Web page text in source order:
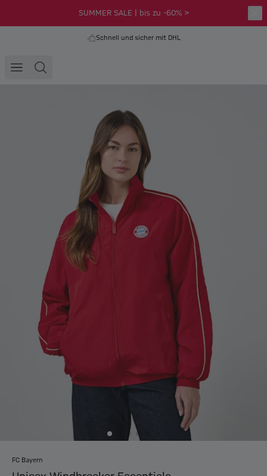
SUMMER SALE | bis zu -60% >
Schnell und sicher mit DHL
FC Bayern